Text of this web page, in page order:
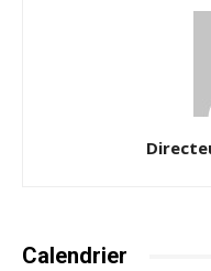
Calendrier